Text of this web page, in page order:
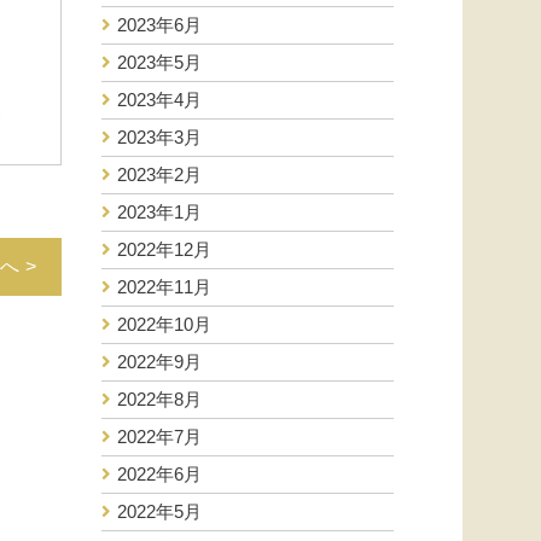
>
2023年6月
2023年5月
2023年4月
2023年3月
2023年2月
2023年1月
2022年12月
2022年11月
2022年10月
2022年9月
2022年8月
2022年7月
2022年6月
2022年5月